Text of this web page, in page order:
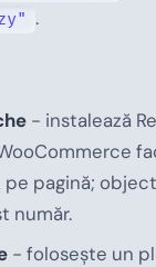
.
- instalează
pe pagină;
număr.
- folosește un